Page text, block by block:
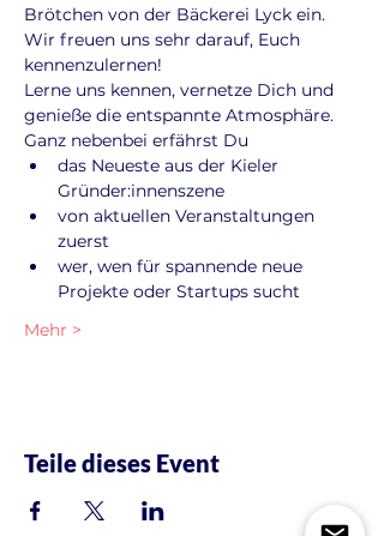
Brötchen von der Bäckerei Lyck ein.
Wir freuen uns sehr darauf, Euch
kennenzulernen!
Lerne uns kennen, vernetze Dich und
genieße die entspannte Atmosphäre.
Ganz nebenbei erfährst Du
das Neueste aus der Kieler
Gründer:innenszene
von aktuellen Veranstaltungen
zuerst
wer, wen für spannende neue
Projekte oder Startups sucht
Mehr >
Teile dieses Event